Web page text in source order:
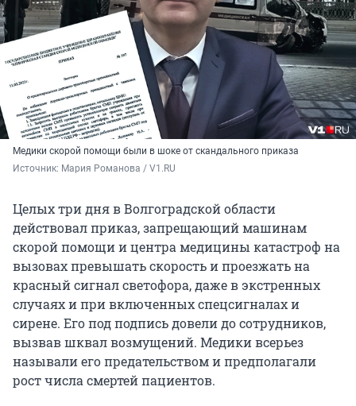
Медики скорой помощи были в шоке от скандального приказа
Источник: Мария Романова / V1.RU
Целых три дня в Волгоградской области
действовал приказ, запрещающий машинам
скорой помощи и центра медицины катастроф на
вызовах превышать скорость и проезжать на
красный сигнал светофора, даже в экстренных
случаях и при включенных спецсигналах и
сирене. Его под подпись довели до сотрудников,
вызвав шквал возмущений. Медики всерьез
называли его предательством и предполагали
рост числа смертей пациентов.